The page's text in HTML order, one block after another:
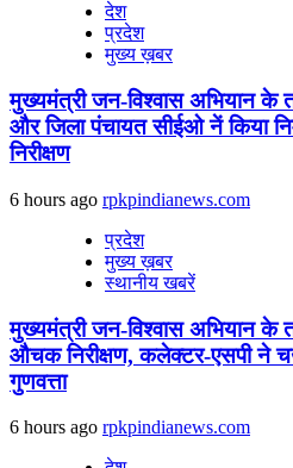
देश
प्रदेश
मुख्य ख़बर
मुख्यमंत्री जन-विश्वास अभियान
और जिला पंचायत सीईओ नें किया
निरीक्षण
6 hours ago rpkpindianews.com
प्रदेश
मुख्य ख़बर
स्थानीय खबरें
मुख्यमंत्री जन-विश्वास अभियान
औचक निरीक्षण, कलेक्टर-एसपी ने
गुणवत्ता
6 hours ago rpkpindianews.com